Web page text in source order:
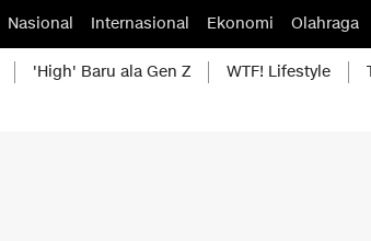
Nasional Internasional Ekonomi Olahraga
'High' Baru ala Gen Z WTF! Lifestyle